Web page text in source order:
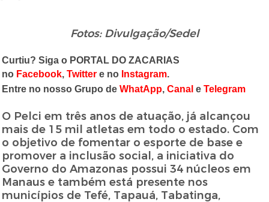
Fotos: Divulgação/Sedel
Curtiu? Siga o PORTAL DO ZACARIAS
no Facebook,Twitter e no Instagram.
Entre no nosso Grupo deWhatApp,Canal eTelegram
O Pelci em três anos de atuação, já alcançou
mais de 15 mil atletas em todo o estado. Com
o objetivo de fomentar o esporte de base e
promover a inclusão social, a iniciativa do
Governo do Amazonas possui 34 núcleos em
Manaus e também está presente nos
municípios de Tefé, Tapauá, Tabatinga,